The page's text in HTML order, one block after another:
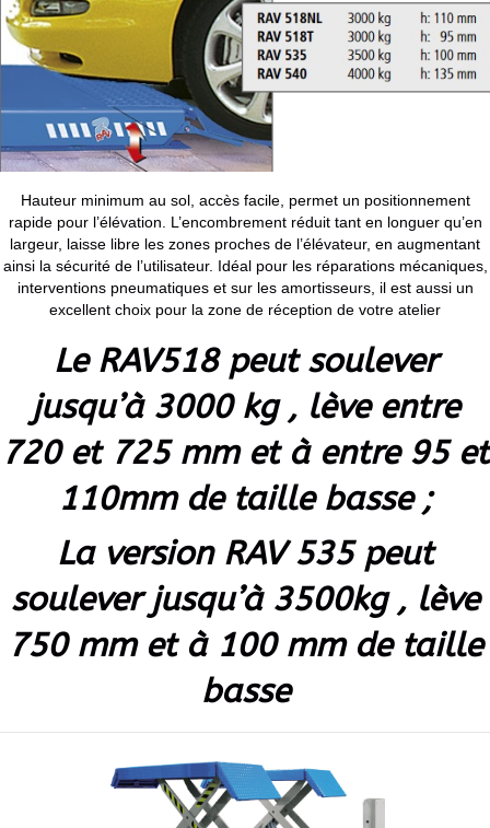
Hauteur minimum au sol, accès facile, permet un positionnement
rapide pour l’élévation. L’encombrement réduit tant en longuer qu’en
largeur, laisse libre les zones proches de l’élévateur, en augmentant
ainsi la sécurité de l’utilisateur. Idéal pour les réparations mécaniques,
interventions pneumatiques et sur les amortisseurs, il est aussi un
excellent choix pour la zone de réception de votre atelier
Le RAV518 peut soulever
jusqu’à 3000 kg , lève entre
720 et 725 mm et à entre 95 et
110mm de taille basse ;
La version RAV 535 peut
soulever jusqu’à 3500kg , lève
750 mm et à 100 mm de taille
basse